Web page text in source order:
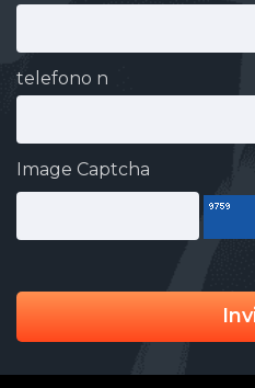
telefono n
Image Captcha